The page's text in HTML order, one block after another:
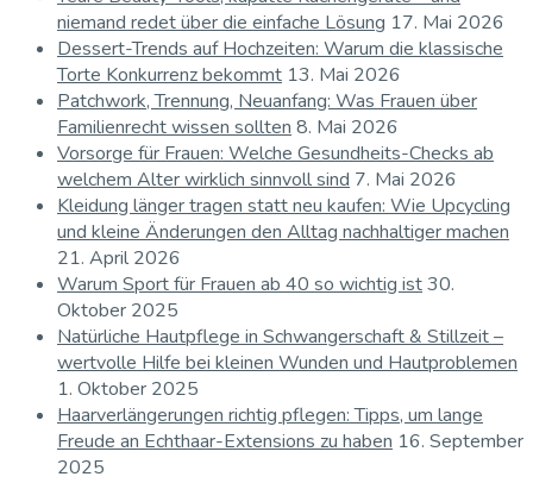
niemand redet über die einfache Lösung 17. Mai 2026
Dessert-Trends auf Hochzeiten: Warum die klassische
Torte Konkurrenz bekommt 13. Mai 2026
Patchwork, Trennung, Neuanfang: Was Frauen über
Familienrecht wissen sollten 8. Mai 2026
Vorsorge für Frauen: Welche Gesundheits-Checks ab
welchem Alter wirklich sinnvoll sind 7. Mai 2026
Kleidung länger tragen statt neu kaufen: Wie Upcycling
und kleine Änderungen den Alltag nachhaltiger machen
21. April 2026
Warum Sport für Frauen ab 40 so wichtig ist30.
Oktober 2025
Natürliche Hautpflege in Schwangerschaft & Stillzeit –
wertvolle Hilfe bei kleinen Wunden und Hautproblemen
1. Oktober 2025
Haarverlängerungen richtig pflegen: Tipps, um lange
Freude an Echthaar-Extensions zu haben 16. September
2025